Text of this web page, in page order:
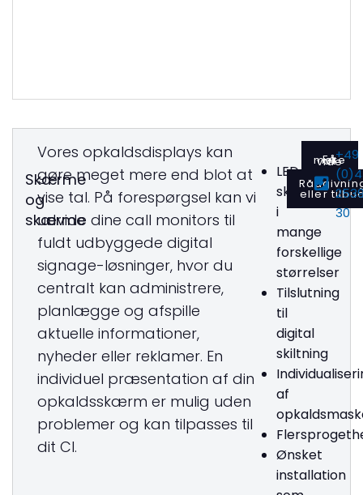
Skærme
og
skærme
Vores opkaldsdisplays kan
gøre meget mere end blot at
vise tal. På forespørgsel kan vi
udvide dine call monitors til
fuldt udbyggede digital
signage-løsninger, hvor du
centralt kan administrere,
planlægge og afspille
aktuelle informationer,
nyheder eller reklamer. En
individuel præsentation af din
opkaldsskærm er mulig uden
problemer og kan tilpasses til
dit CI.
LED-
skærme
i
mange
forskellige
størrelser
Tilslutning
til
digital
skiltning
af
Ønsket
installation
eller
Få mere at vide+49
30